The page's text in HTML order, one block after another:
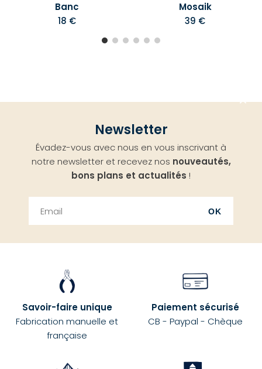
Banc
18 €
Mosaik
39 €
Newsletter
Évadez-vous avec nous en vous inscrivant à
notre newsletter et recevez nos nouveautés,
bons plans et actualités !
OK
Savoir-faire unique
Fabrication manuelle et
française
Paiement sécurisé
CB - Paypal - Chèque